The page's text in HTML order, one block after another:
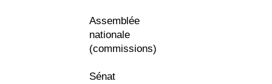
Assemblée
nationale
(commissions)
Sénat